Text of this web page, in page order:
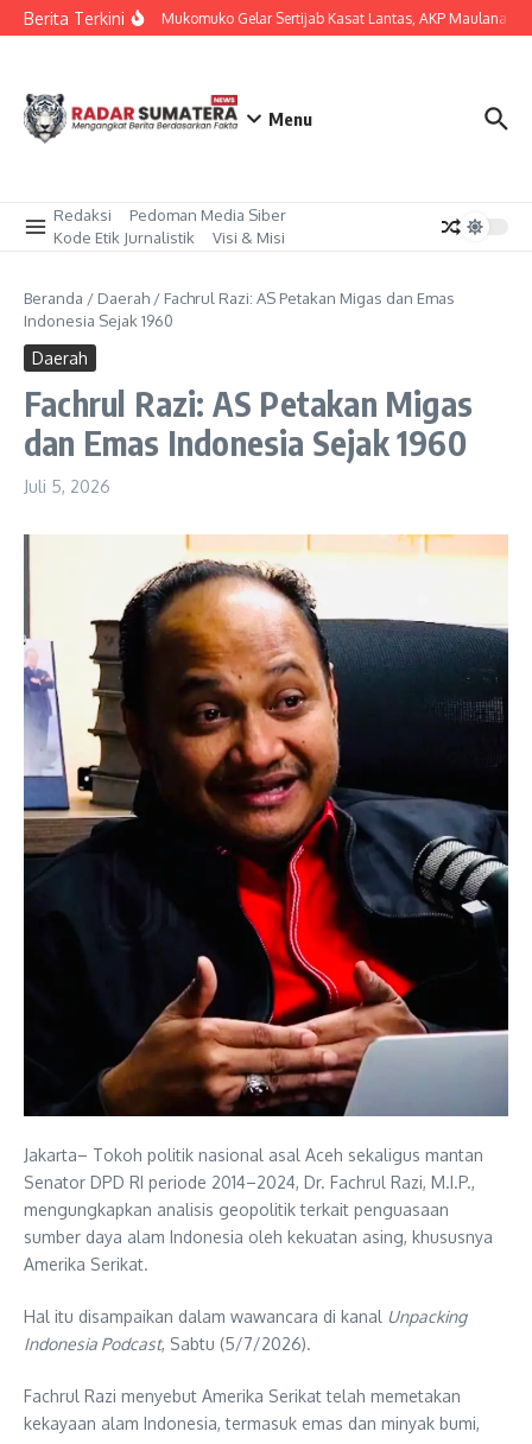
Lewati ke konten
Berita TerkiniPolres Mukomuko Gelar Sertijab Kasat Lantas, AKP Maulana
Menu
Redaksi
Pedoman Media Siber
Kode Etik Jurnalistik
Visi & Misi
Beranda / Daerah / Fachrul Razi: AS Petakan Migas dan Emas
Indonesia Sejak 1960
Daerah
Fachrul Razi: AS Petakan Migas
dan Emas Indonesia Sejak 1960
Juli 5, 2026
Jakarta– Tokoh politik nasional asal Aceh sekaligus mantan
Senator DPD RI periode 2014–2024, Dr. Fachrul Razi, M.I.P.,
mengungkapkan analisis geopolitik terkait penguasaan
sumber daya alam Indonesia oleh kekuatan asing, khususnya
Amerika Serikat.
Hal itu disampaikan dalam wawancara di kanal Unpacking
Indonesia Podcast, Sabtu (5/7/2026).
Fachrul Razi menyebut Amerika Serikat telah memetakan
kekayaan alam Indonesia, termasuk emas dan minyak bumi,